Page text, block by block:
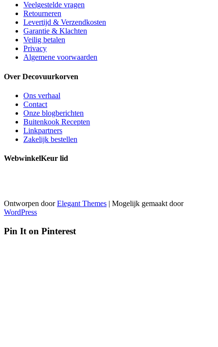
Veelgestelde vragen
Retourneren
Levertijd & Verzendkosten
Garantie & Klachten
Veilig betalen
Privacy
Algemene voorwaarden
Over Decovuurkorven
Ons verhaal
Contact
Onze blogberichten
Buitenkook Recepten
Linkpartners
Zakelijk bestellen
WebwinkelKeur lid
Ontworpen doorElegant Themes | Mogelijk gemaakt door
WordPress
Pin It on Pinterest